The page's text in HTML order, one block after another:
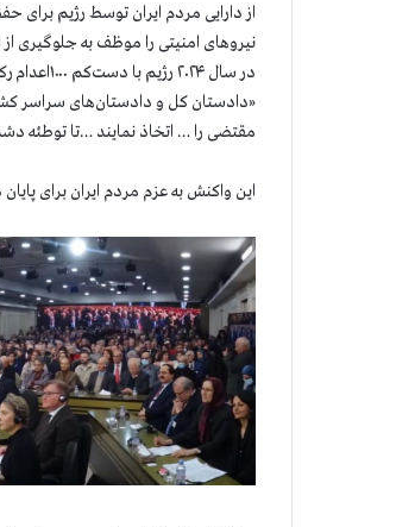
از دارایی مردم ایران توسط رژیم
نیروهای امنیتی را موظف به جلوگیری
در سال
«دادستان کل و دادستان‌های سراسر
مقتضی را … اتخاذ نمایند …تا توطئه
این واکنش به عزم مردم ایران برای